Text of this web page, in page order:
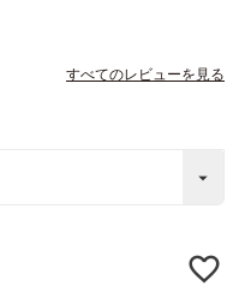
すべてのレビューを見る